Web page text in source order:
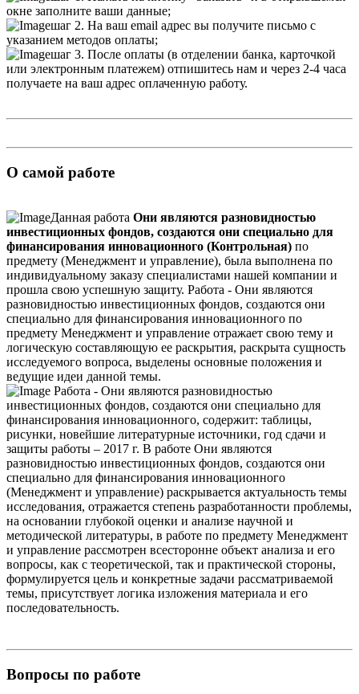
окне заполните ваши данные;
шаг 2. На ваш email адрес вы получите письмо с
указанием методов оплаты;
шаг 3. После оплаты (в отделении банка, карточкой
или электронным платежем) отпишитесь нам и через 2-4 часа
получаете на ваш адрес оплаченную работу.
О самой работе
Данная работа Они являются разновидностью
инвестиционных фондов, создаются они специально для
финансирования инновационного (Контрольная) по
предмету (Менеджмент и управление), была выполнена по
индивидуальному заказу специалистами нашей компании и
прошла свою успешную защиту. Работа - Они являются
разновидностью инвестиционных фондов, создаются они
специально для финансирования инновационного по
предмету Менеджмент и управление отражает свою тему и
логическую составляющую ее раскрытия, раскрыта сущность
исследуемого вопроса, выделены основные положения и
ведущие идеи данной темы.
Работа - Они являются разновидностью
инвестиционных фондов, создаются они специально для
финансирования инновационного, содержит: таблицы,
рисунки, новейшие литературные источники, год сдачи и
защиты работы – 2017 г. В работе Они являются
разновидностью инвестиционных фондов, создаются они
специально для финансирования инновационного
(Менеджмент и управление) раскрывается актуальность темы
исследования, отражается степень разработанности проблемы,
на основании глубокой оценки и анализе научной и
методической литературы, в работе по предмету Менеджмент
и управление рассмотрен всесторонне объект анализа и его
вопросы, как с теоретической, так и практической стороны,
формулируется цель и конкретные задачи рассматриваемой
темы, присутствует логика изложения материала и его
последовательность.
Вопросы по работе